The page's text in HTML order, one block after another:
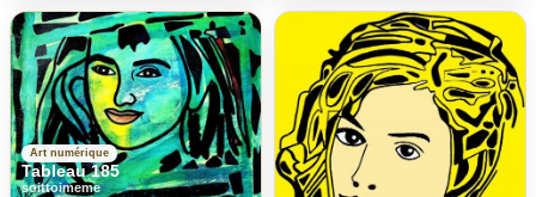
Art numérique
Tableau 185
soittoimeme